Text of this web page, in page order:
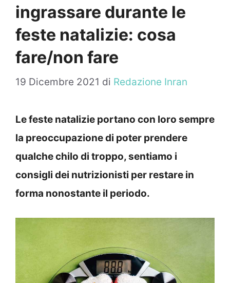
ingrassare durante le
feste natalizie: cosa
fare/non fare
19 Dicembre 2021 di Redazione Inran
Le feste natalizie portano con loro sempre
la preoccupazione di poter prendere
qualche chilo di troppo, sentiamo i
consigli dei nutrizionisti per restare in
forma nonostante il periodo.